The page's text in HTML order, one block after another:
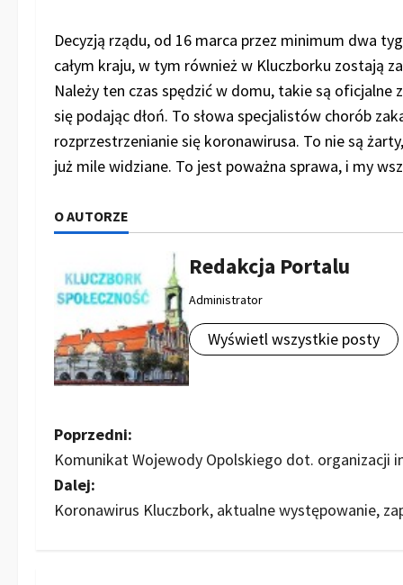
Decyzją rządu, od 16 marca przez minimum dwa
całym kraju, w tym również w Kluczborku zostają
Należy ten czas spędzić w domu, takie są oficjalne
się podając dłoń. To słowa specjalistów chorób
rozprzestrzenianie się koronawirusa. To nie są
już mile widziane. To jest poważna sprawa, i my
O AUTORZE
Redakcja Portalu
Administrator
Wyświetl wszystkie posty
Z
o
b
Poprzedni:
Komunikat Wojewody Opolskiego dot. organizacji
Dalej:
Koronawirus Kluczbork, aktualne występowanie,